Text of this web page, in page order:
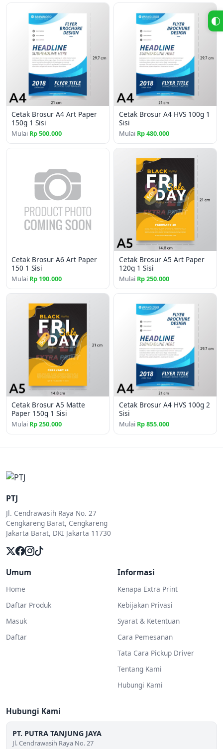
Sisi:2 Sisi (Bolak Balik)
Mesin: Production Printing High Quality
Menggunakan art paper 150gsm yang memiliki permukaan
halus dan mengkilap, sehingga warna terlihat lebih hidup
dan premium dibanding kertas HVS biasa.
🔥 Kenapa pilih brosur A4 art paper 150g?
Tampilan profesional & elegan
Warna lebih tajam dan solid
Harga tetap ekonomis untuk cetak massal
Cocok untuk Anda yang mencari:
cetak brosur murah tapi kualitas bagus
printing A4 bolak balik
cetak brosur full color cepat
percetakan brosur terpercaya
Siap kirim file desain dan langsung proses produksi.
Cetak Brosur A4 Art Paper
150g 1 Sisi
Mulai Rp 500.000
Cetak Brosur A4 HVS 100g 1
Sisi
Mulai Rp 480.000
Cetak Brosur A6 Art Paper
150 1 Sisi
Mulai Rp 190.000
Cetak Brosur A5 Art Paper
120g 1 Sisi
Mulai Rp 250.000
Cetak Brosur A5 Matte
Paper 150g 1 Sisi
Mulai Rp 250.000
Cetak Brosur A4 HVS 100g 2
Sisi
Mulai Rp 855.000
PTJ
Jl. Cendrawasih Raya No. 27
Cengkareng Barat, Cengkareng
Jakarta Barat, DKI Jakarta 11730
Umum
Home
Daftar Produk
Masuk
Daftar
Informasi
Kenapa Extra Print
Kebijakan Privasi
Syarat & Ketentuan
Cara Pemesanan
Tata Cara Pickup Driver
Tentang Kami
Hubungi Kami
Hubungi Kami
PT. PUTRA TANJUNG JAYA
Jl. Cendrawasih Raya No. 27